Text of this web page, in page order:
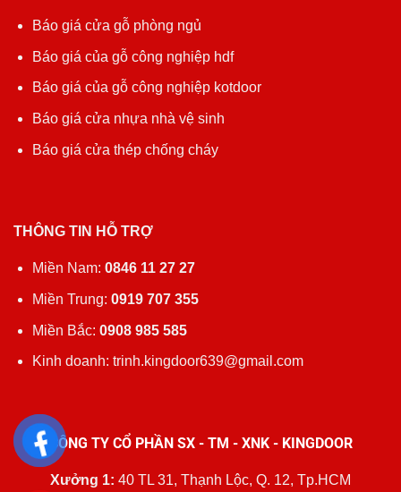
Báo giá cửa gỗ phòng ngủ
Báo giá của gỗ công nghiệp hdf
Báo giá của gỗ công nghiệp kotdoor
Báo giá cửa nhựa nhà vệ sinh
Báo giá cửa thép chống cháy
THÔNG TIN HỖ TRỢ
Miền Nam: 0846 11 27 27
Miền Trung: 0919 707 355
Miền Bắc: 0908 985 585
Kinh doanh: trinh.kingdoor639@gmail.com
CÔNG TY CỔ PHẦN SX - TM - XNK - KINGDOOR
Xưởng 1: 40 TL 31, Thạnh Lộc, Q. 12, Tp.HCM